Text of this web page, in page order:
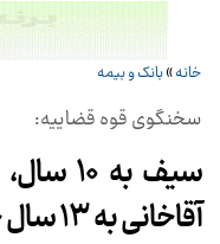
خانه»بانک و بیمه
سخنگوی قوه قضاییه:
آقاخانی به ۱۳ سال حبس محکوم شدند